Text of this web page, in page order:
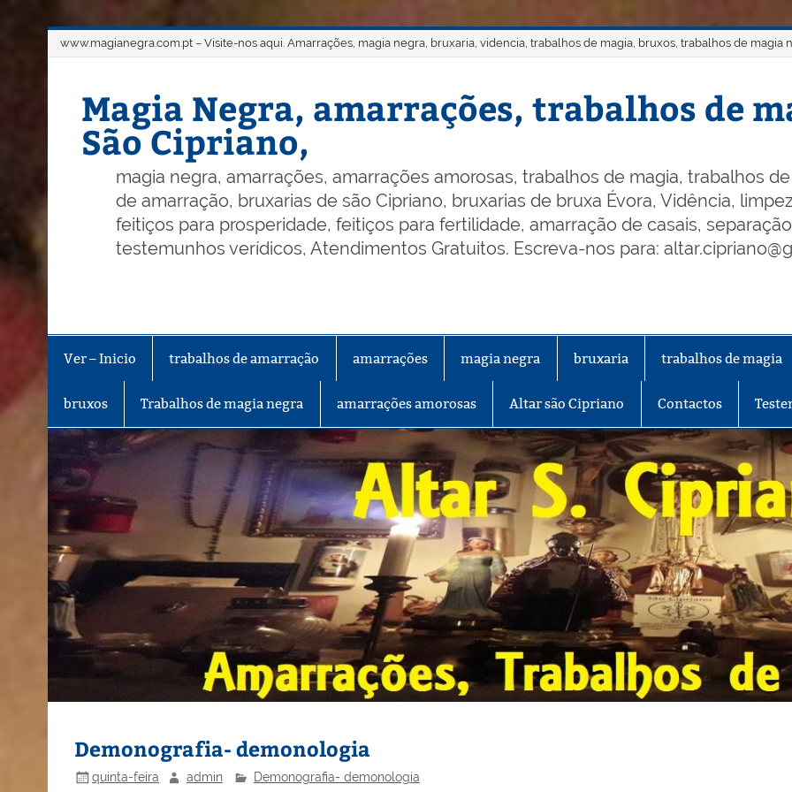
www.magianegra.com.pt – Visite-nos aqui. Amarrações, magia negra, bruxaria, videncia, trabalhos de magia, bruxos, trabalhos de magia
Magia Negra, amarrações, trabalhos de
São Cipriano,
magia negra, amarrações, amarrações amorosas, trabalhos de magia, trabalhos
de amarração, bruxarias de são Cipriano, bruxarias de bruxa Évora, Vidência,
feitiços para prosperidade, feitiços para fertilidade, amarração de casais,
testemunhos verídicos, Atendimentos Gratuitos. Escreva-nos para:
Ver – Inicio trabalhos de amarração amarrações magia negra bruxaria trabalhos de magia
bruxos Trabalhos de magia negra amarrações amorosas Altar são Cipriano Contactos
Demonografia- demonologia
quinta-feira admin Demonografia- demonologia